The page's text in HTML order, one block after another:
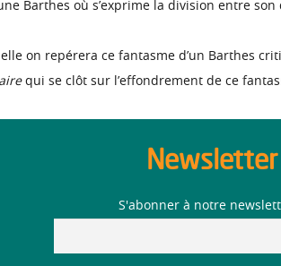
Barthes où s’exprime la division entre
on repérera ce fantasme d’un Barthes
qui se clôt sur l’effondrement de ce
Newsletter
S'abonner à notre